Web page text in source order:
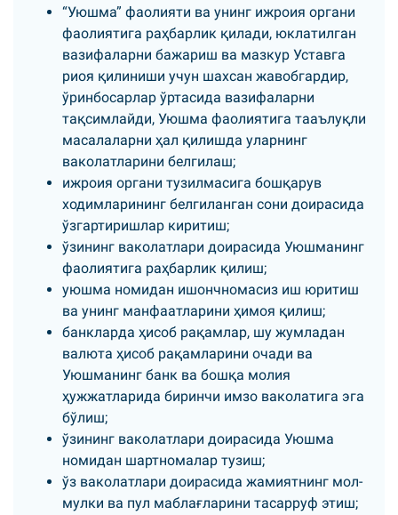
“Уюшма” фаолияти ва унинг ижроия органи
фаолиятига раҳбарлик қилади, юклатилган
вазифаларни бажариш ва мазкур Уставга
риоя қилиниши учун шахсан жавобгардир,
ўринбосарлар ўртасида вазифаларни
тақсимлайди, Уюшма фаолиятига тааълуқли
масалаларни ҳал қилишда уларнинг
ваколатларини белгилаш;
ижроия органи тузилмасига бошқарув
ходимларининг белгиланган сони доирасида
ўзгартиришлар киритиш;
ўзининг ваколатлари доирасида Уюшманинг
фаолиятига раҳбарлик қилиш;
уюшма номидан ишончномасиз иш юритиш
ва унинг манфаатларини ҳимоя қилиш;
банкларда ҳисоб рақамлар, шу жумладан
валюта ҳисоб рақамларини очади ва
Уюшманинг банк ва бошқа молия
ҳужжатларида биринчи имзо ваколатига эга
бўлиш;
ўзининг ваколатлари доирасида Уюшма
номидан шартномалар тузиш;
ўз ваколатлари доирасида жамиятнинг мол-
мулки ва пул маблағларини тасарруф этиш;